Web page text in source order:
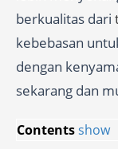
berkualitas dari
kebebasan
dengan
sekarang dan
Contentsshow